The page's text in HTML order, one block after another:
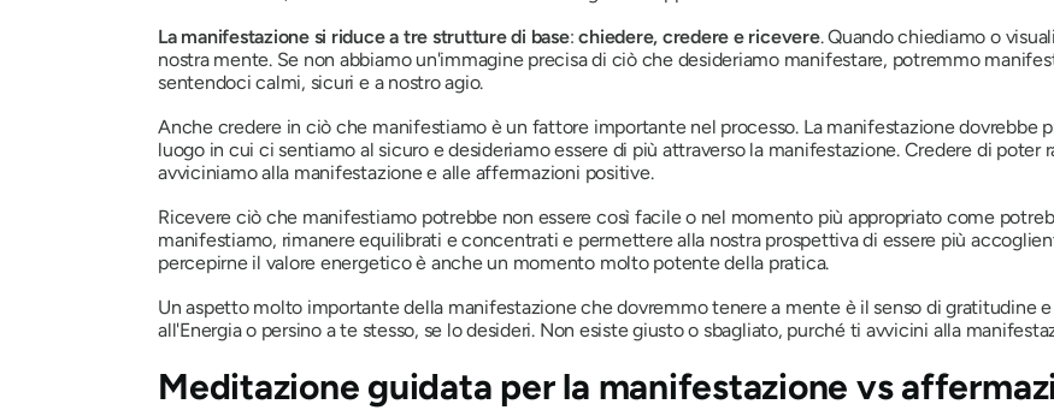
La manifestazione si riduce a tre strutture di base:chiedere, credere e ricevere. Quando chiediamo o
nostra mente. Se non abbiamo un'immagine precisa di ciò che desideriamo manifestare, potremmo
sentendoci calmi, sicuri e a nostro agio.
Anche credere in ciò che manifestiamo è un fattore importante nel processo. La manifestazione dovrebbe
luogo in cui ci sentiamo al sicuro e desideriamo essere di più attraverso la manifestazione. Credere di
avviciniamo alla manifestazione e alle affermazioni positive.
Ricevere ciò che manifestiamo potrebbe non essere così facile o nel momento più appropriato come
manifestiamo, rimanere equilibrati e concentrati e permettere alla nostra prospettiva di essere più
percepirne il valore energetico è anche un momento molto potente della pratica.
Un aspetto molto importante della manifestazione che dovremmo tenere a mente è il senso di gratitudine
all'Energia o persino a te stesso, se lo desideri. Non esiste giusto o sbagliato, purché ti avvicini alla
Meditazione guidata per la manifestazione vs